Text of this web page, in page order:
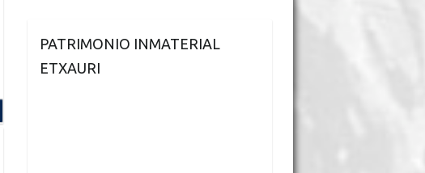
PATRIMONIO INMATERIAL
ETXAURI